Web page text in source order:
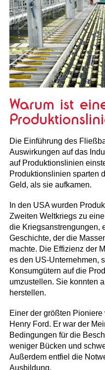
Warum ist
Die Einführung des
Auswirkungen auf das
auf Produktionslinien
Produktionslinien sparten
Geld, als sie aufkamen.
In den USA wurden
Zweiten Weltkriegs zu
die Kriegsanstrengungen,
Geschichte, der die
machte. Die Effizienz der
es den US-Unternehmen,
Konsumgütern auf die
umzustellen. Sie konnten
herstellen.
Einer der größten
Henry Ford. Er war der
Bedingungen für die
weniger Bücken und
Außerdem entfiel die
Ausbildung.